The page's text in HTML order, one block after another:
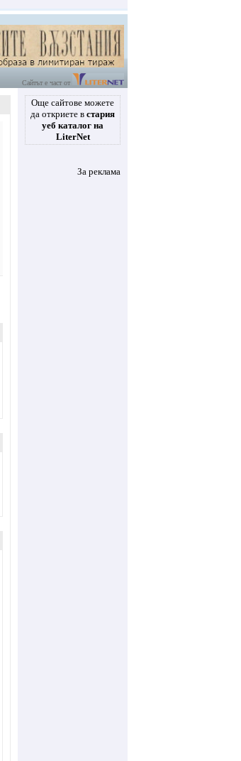
Сайтът е част от
Още сайтове можете
да откриете в стария
уеб каталог на
LiterNet
За реклама